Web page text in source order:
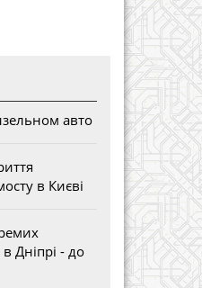
авто
в Києві
Дніпрі - до